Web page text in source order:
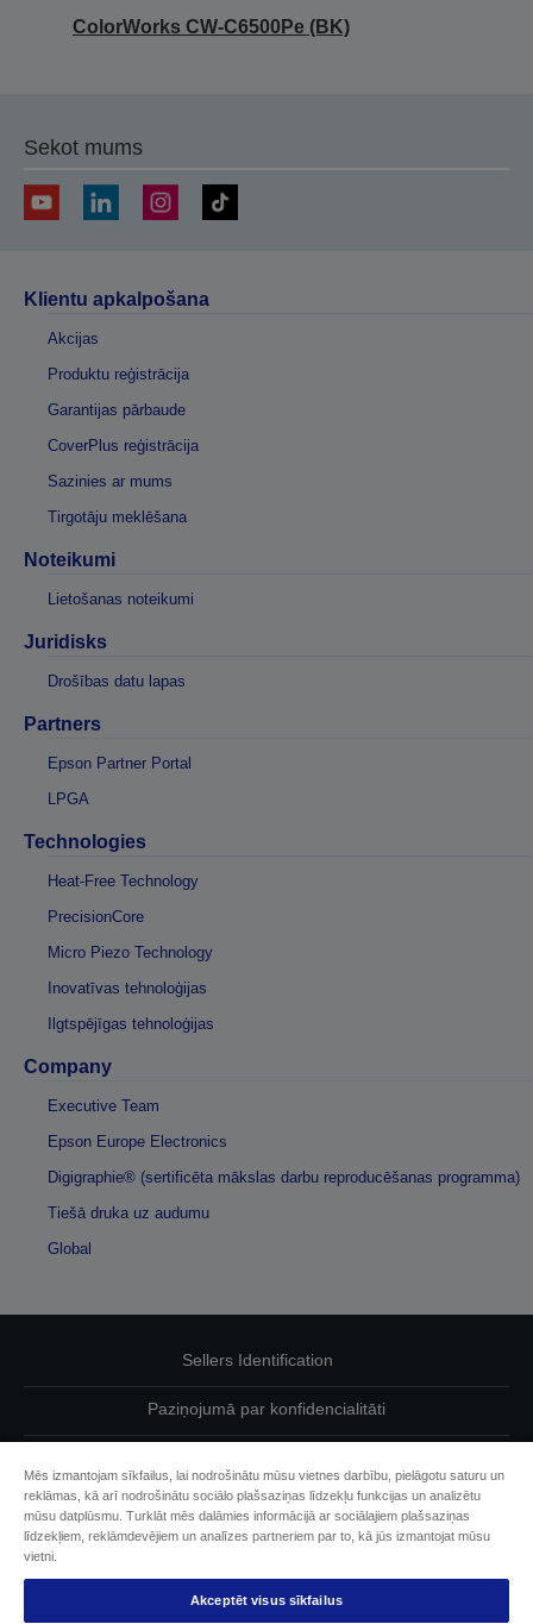
ColorWorks CW-C6500Pe (BK)
Sekot mums
Klientu apkalpošana
Akcijas
Produktu reģistrācija
Garantijas pārbaude
CoverPlus reģistrācija
Sazinies ar mums
Tirgotāju meklēšana
Noteikumi
Lietošanas noteikumi
Juridisks
Drošības datu lapas
Partners
Epson Partner Portal
LPGA
Technologies
Heat-Free Technology
PrecisionCore
Micro Piezo Technology
Inovatīvas tehnoloģijas
Ilgtspējīgas tehnoloģijas
Company
Executive Team
Epson Europe Electronics
Digigraphie® (sertificēta mākslas darbu reproducēšanas programma)
Tiešā druka uz audumu
Global
Sellers Identification
Paziņojumā par konfidencialitāti
Sazinieties ar mums par saviem datiem
Epson apņemšanās pieejamības nodrošināšanā
Mēs izmantojam sīkfailus, lai nodrošinātu mūsu vietnes darbību, pielāgotu saturu un
reklāmas, kā arī nodrošinātu sociālo plašsaziņas līdzekļu funkcijas un analizētu
mūsu datplūsmu. Turklāt mēs dalāmies informācijā ar sociālajiem plašsaziņas
līdzekļiem, reklāmdevējiem un analīzes partneriem par to, kā jūs izmantojat mūsu
vietni.
Akceptēt visus sīkfailus